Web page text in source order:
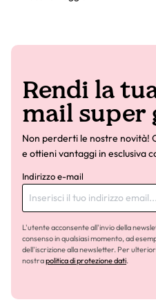
Rendi la
mail super
Non perderti le nostre novità!
e ottieni vantaggi in esclusiva
Indirizzo e-mail
L'utente acconsente all'invio della
consenso in qualsiasi momento, ad
dell'iscrizione alla newsletter. Per
nostrapolitica di protezione dati.